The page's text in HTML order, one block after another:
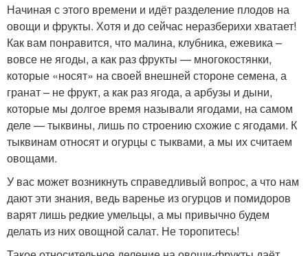
Начиная с этого времени и идёт разделение плодов на
овощи и фрукты. Хотя и до сейчас неразберихи хватает!
Как вам понравится, что малина, клубника, ежевика –
вовсе не ягоды, а как раз фрукты — многокостянки,
которые «носят» на своей внешней стороне семена, а
гранат – не фрукт, а как раз ягода, а арбузы и дыни,
которые мы долгое время называли ягодами, на самом
деле — тыквины, лишь по строению схожие с ягодами. К
тыквинам относят и огурцы с тыквами, а мы их считаем
овощами.
У вас может возникнуть справедливый вопрос, а что нам
дают эти знания, ведь варенье из огурцов и помидоров
варят лишь редкие умельцы, а мы привычно будем
делать из них овощной салат. Не торопитесь!